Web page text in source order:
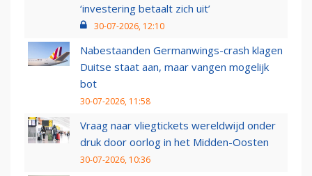
‘investering betaalt zich uit’
30-07-2026, 12:10
Nabestaanden Germanwings-crash klagen
Duitse staat aan, maar vangen mogelijk
bot
30-07-2026, 11:58
Vraag naar vliegtickets wereldwijd onder
druk door oorlog in het Midden-Oosten
30-07-2026, 10:36